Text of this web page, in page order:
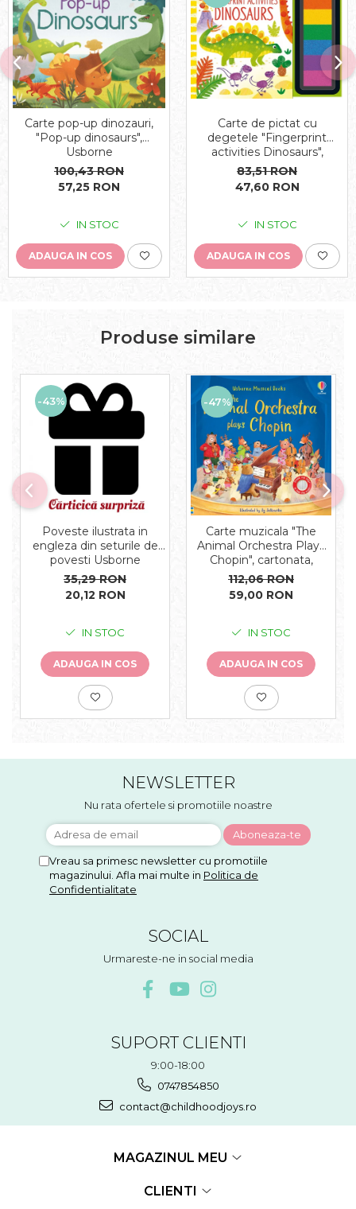
Carte pop-up dinozauri,
"Pop-up dinosaurs",
Usborne
100,43 RON
57,25 RON
IN STOC
ADAUGA IN COS
Carte de pictat cu
degetele "Fingerprint
activities Dinosaurs",
Usborne
83,51 RON
47,60 RON
IN STOC
ADAUGA IN COS
Produse similare
-43%
Poveste ilustrata in
engleza din seturile de
povesti Usborne
35,29 RON
20,12 RON
IN STOC
ADAUGA IN COS
-47%
Carte muzicala "The
Animal Orchestra Plays
Chopin", cartonata,
Usborne
112,06 RON
59,00 RON
IN STOC
ADAUGA IN COS
NEWSLETTER
Nu rata ofertele si promotiile noastre
Vreau sa primesc newsletter cu promotiile
magazinului. Afla mai multe in Politica de
Confidentialitate
SOCIAL
Urmareste-ne in social media
SUPORT CLIENTI
9:00-18:00
0747854850
contact@childhoodjoys.ro
MAGAZINUL MEU
CLIENTI